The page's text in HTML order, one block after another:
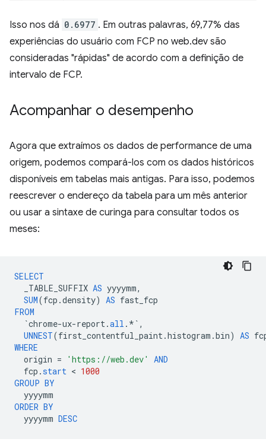
Isso nos dá 0.6977 . Em outras palavras, 69,77% das
experiências do usuário com FCP no web.dev são
consideradas "rápidas" de acordo com a definição de
intervalo de FCP.
Acompanhar o desempenho
Agora que extraímos os dados de performance de uma
origem, podemos compará-los com os dados históricos
disponíveis em tabelas mais antigas. Para isso, podemos
reescrever o endereço da tabela para um mês anterior
ou usar a sintaxe de curinga para consultar todos os
meses:
SELECT
_TABLE_SUFFIX AS yyyymm,
SUM(fcp .density) AS fast_fcp
FROM
`chrome-ux-report.all . *` ,
UNNEST(first_contentful_paint.histogram .bin) AS
WHERE
origin = 'https://web.dev'
AND
fcp .start < 1000
GROUP BY
yyyymm
ORDER BY
yyyymm DESC